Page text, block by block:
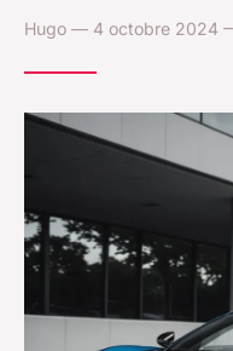
Hugo — 4 octobre 2024